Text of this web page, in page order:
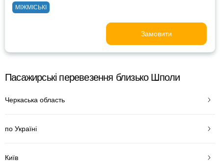
МІЖМІСЬКІ
Замовити
Пасажирські перевезення близько Шполи
Черкаська область
по Україні
Київ